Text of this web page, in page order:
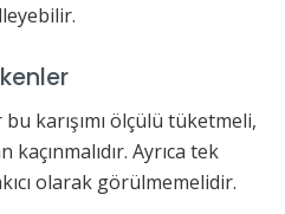
karışımı ölçülü tüketmeli,
Ayrıca tek
olarak görülmemelidir.